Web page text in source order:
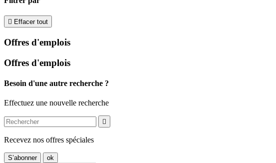
 Effacer tout
Offres d'emplois
Offres d'emplois
Besoin d'une autre recherche ?
Effectuez une nouvelle recherche

Recevez nos offres spéciales